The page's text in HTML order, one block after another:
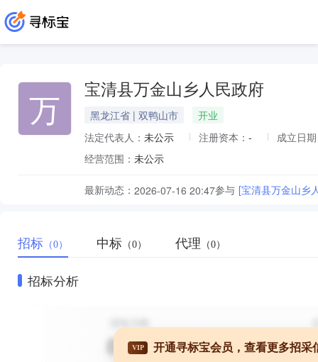
万 宝清县万金山乡人民政府
黑龙江省 | 双鸭山市
开业
法定代表人： 未公示 注册资本： -
成立日
经营范围： 未公示
最新动态： 2026-07-16 20:47参与 [宝清县万金山乡
招标 （0） 中标 （0） 代理 （0）
招标分析
VIP 开通寻标宝会员，查看更多招采